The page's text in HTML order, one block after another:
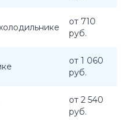
от 710
руб.
от 1 060
руб.
от 2 540
руб.